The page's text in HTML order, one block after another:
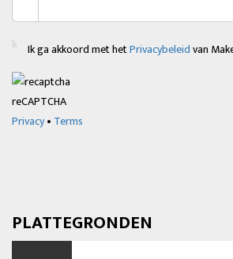
Ik ga akkoord met hetPrivacybeleidvan
reCAPTCHA
Privacy• Terms
PLATTEGRONDEN